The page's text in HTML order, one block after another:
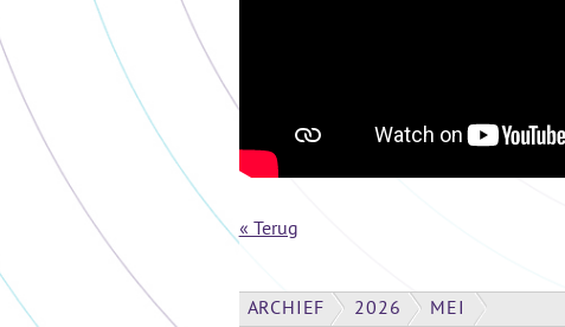
« Terug
ARCHIEF 2026 MEI